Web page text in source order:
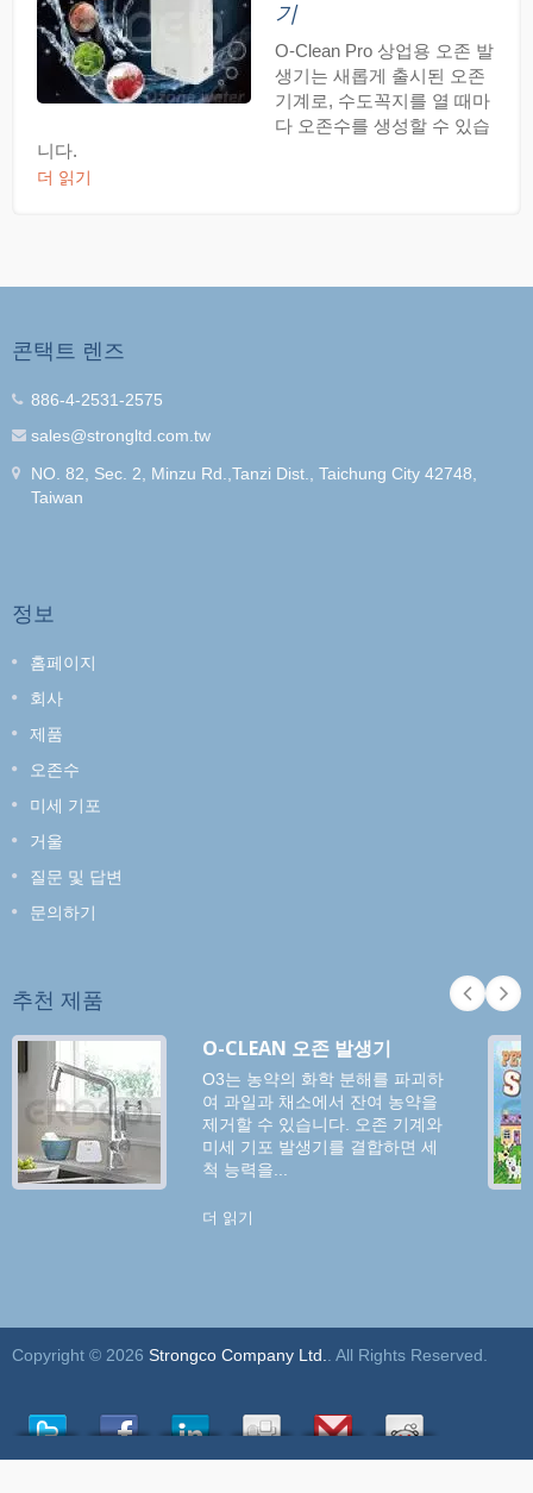
기
O-Clean Pro 상업용 오존 발
생기는 새롭게 출시된 오존
기계로, 수도꼭지를 열 때마
다 오존수를 생성할 수 있습
니다.
더 읽기
콘택트 렌즈
886-4-2531-2575
sales@strongltd.com.tw
NO. 82, Sec. 2, Minzu Rd.,Tanzi Dist., Taichung City 42748,
Taiwan
정보
홈페이지
회사
제품
오존수
미세 기포
거울
질문 및 답변
문의하기
추천 제품
O-CLEAN 오존 발생기
O3는 농약의 화학 분해를 파괴하
여 과일과 채소에서 잔여 농약을
제거할 수 있습니다. 오존 기계와
미세 기포 발생기를 결합하면 세
척 능력을...
더 읽기
Copyright © 2026 Strongco Company Ltd.. All Rights Reserved.